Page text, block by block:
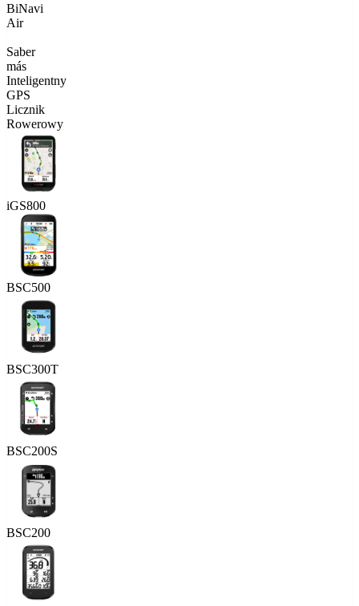
BiNavi
Air
Saber
más
Inteligentny
GPS
Licznik
Rowerowy
iGS800
BSC500
BSC300T
BSC200S
BSC200